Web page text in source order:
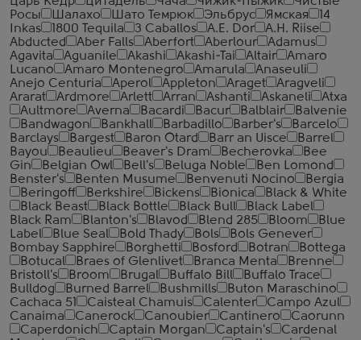
Росы
Шалахо Шато Темрюк Эльбрус Ямская
14
Inkas
1800 Tequila 3 Caballos A.E. Dor
A.H. Riise
Abducted
Aber Falls Aberfort Aberlour
Adamus
Agavita
Aguanile Akashi Akashi-Tai Altair
Amaro
Lucano
Amaro Montenegro Amarula
Anaseuli
Anejo Centuria
Aperol Appleton Araget
Aragveli
Ararat
Ardmore Arlett Arran Ashanti Askaneli
Atxa
Aultmore
Averna Bacardi Bacur Balblair
Balvenie
Bandwagon
Bankhall Barbadillo Barber's
Barcelo
Barclays
Bargest Baron Otard Barr an Uisce
Barrel
Bayou
Beaulieu Beaver's Dram Becherovka
Bee
Gin
Belgian Owl Bell's Beluga Noble
Ben Lomond
Benster's
Benten Musume Benvenuti Nocino
Bergia
Beringoff
Berkshire Bickens Bionica
Black & White
Black Beast
Black Bottle Black Bull
Black Label
Black Ram
Blanton's Blavod Blend 285 Bloom
Blue
Label
Blue Seal Bold Thady Bols
Bols Genever
Bombay Sapphire
Borghetti Bosford Botran
Bottega
Botucal
Braes of Glenlivet Branca Menta
Brenne
Bristoll's
Broom Brugal Buffalo Bill
Buffalo Trace
Bulldog
Burned Barrel Bushmills
Buton Maraschino
Cachaca 51
Caisteal Chamuis Calenter
Campo Azul
Canaima
Canerock Canoubier Cantinero
Caorunn
Caperdonich
Captain Morgan Captain's
Cardenal